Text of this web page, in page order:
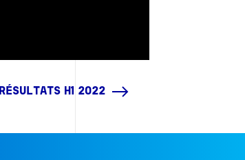
RÉSULTATS H1 2022